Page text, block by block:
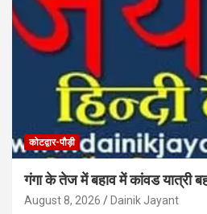
कोटद्वार-पौड़ी
गंगा के तेज में बहाव में कांवड यात्री
August 8, 2026 Dainik Jayant